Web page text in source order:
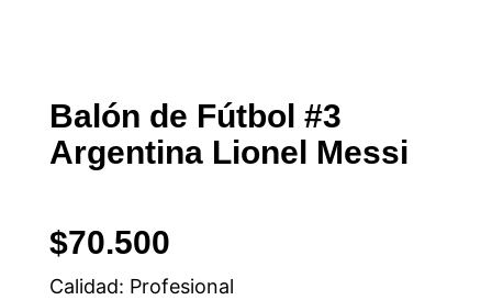
Balón de Fútbol #3
Argentina Lionel Messi
$70.500
Calidad: Profesional